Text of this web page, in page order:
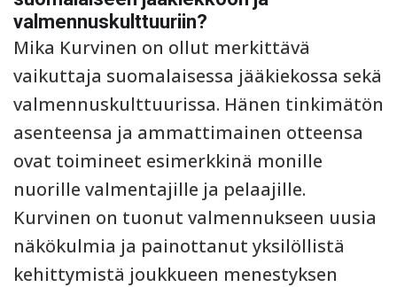
valmennuskulttuuriin?
Mika Kurvinen on ollut merkittävä
vaikuttaja suomalaisessa jääkiekossa sekä
valmennuskulttuurissa. Hänen tinkimätön
asenteensa ja ammattimainen otteensa
ovat toimineet esimerkkinä monille
nuorille valmentajille ja pelaajille.
Kurvinen on tuonut valmennukseen uusia
näkökulmia ja painottanut yksilöllistä
kehittymistä joukkueen menestyksen